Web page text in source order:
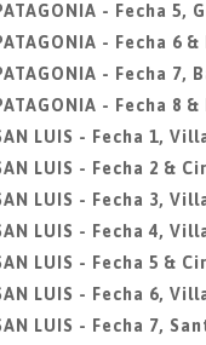
- Fecha 5,
- Fecha 6 &
- Fecha 7,
- Fecha 8 &
LUIS - Fecha 1,
LUIS - Fecha 2 &
LUIS - Fecha 3,
LUIS - Fecha 4,
LUIS - Fecha 5 &
LUIS - Fecha 6,
LUIS - Fecha 7,